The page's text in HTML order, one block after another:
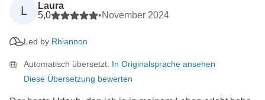
L
Laura
5,0
•November 2024
Led by Rhiannon
Automatisch übersetzt. In Originalsprache ansehen
Diese Übersetzung bewerten